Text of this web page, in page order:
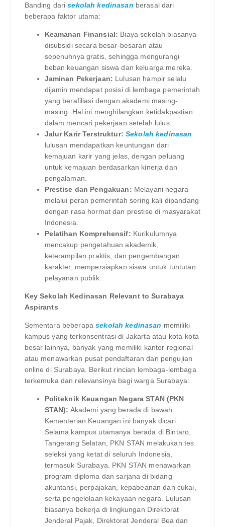
Banding darisekolah kedinasan berasal dari
beberapa faktor utama:
Keamanan Finansial: Biaya sekolah biasanya
disubsidi secara besar-besaran atau
sepenuhnya gratis, sehingga mengurangi
beban keuangan siswa dan keluarga mereka.
Jaminan Pekerjaan: Lulusan hampir selalu
dijamin mendapat posisi di lembaga pemerintah
yang berafiliasi dengan akademi masing-
masing. Hal ini menghilangkan ketidakpastian
dalam mencari pekerjaan setelah lulus.
Jalur Karir Terstruktur: Sekolah kedinasan
lulusan mendapatkan keuntungan dari
kemajuan karir yang jelas, dengan peluang
untuk kemajuan berdasarkan kinerja dan
pengalaman.
Prestise dan Pengakuan: Melayani negara
melalui peran pemerintah sering kali dipandang
dengan rasa hormat dan prestise di masyarakat
Indonesia.
Pelatihan Komprehensif: Kurikulumnya
mencakup pengetahuan akademik,
keterampilan praktis, dan pengembangan
karakter, mempersiapkan siswa untuk tuntutan
pelayanan publik.
Key Sekolah Kedinasan Relevant to Surabaya
Aspirants
Sementara beberapasekolah kedinasan memiliki
kampus yang terkonsentrasi di Jakarta atau kota-kota
besar lainnya, banyak yang memiliki kantor regional
atau menawarkan pusat pendaftaran dan pengujian
online di Surabaya. Berikut rincian lembaga-lembaga
terkemuka dan relevansinya bagi warga Surabaya:
Politeknik Keuangan Negara STAN (PKN
STAN): Akademi yang berada di bawah
Kementerian Keuangan ini banyak dicari.
Selama kampus utamanya berada di Bintaro,
Tangerang Selatan, PKN STAN melakukan tes
seleksi yang ketat di seluruh Indonesia,
termasuk Surabaya. PKN STAN menawarkan
program diploma dan sarjana di bidang
akuntansi, perpajakan, kepabeanan dan cukai,
serta pengelolaan kekayaan negara. Lulusan
biasanya bekerja di lingkungan Direktorat
Jenderal Pajak, Direktorat Jenderal Bea dan